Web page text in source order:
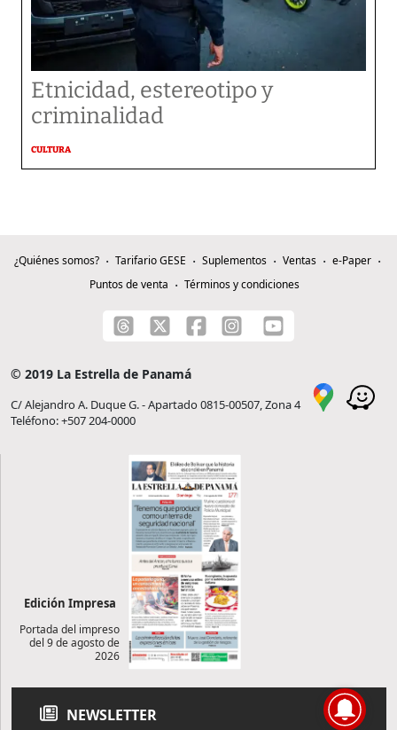
Etnicidad, estereotipo y
criminalidad
CULTURA
¿Quiénes somos? Tarifario GESE Suplementos Ventas
e-Paper
Puntos de venta
Términos y condiciones
© 2019 La Estrella de Panamá
C/ Alejandro A. Duque G. - Apartado 0815-00507, Zona 4
Teléfono: +507 204-0000
Edición Impresa
Portada del impreso
del 9 de agosto de
2026
NEWSLETTER